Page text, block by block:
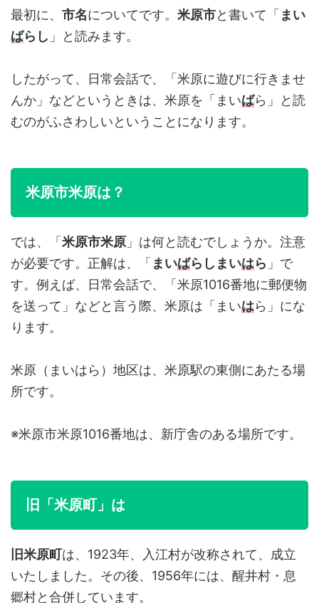
最初に、 市名についてです。 米原市と書いて「 まい
ばらし 」と読みます。
したがって、日常会話で、「米原に遊びに行きませ
んか」などというときは、米原を「まいばら」と読
むのがふさわしいということになります。
米原市米原は？
では、「 米原市米原 」は何と読むでしょうか。注意
が必要です。正解は、「 まいばらしまいはら 」で
す。例えば、日常会話で、「米原1016番地に郵便物
を送って」などと言う際、米原は「まいはら」にな
ります。
米原（まいはら）地区は、米原駅の東側にあたる場
所です。
※米原市米原1016番地は、新庁舎のある場所です。
旧「米原町」は
旧米原町は、1923年、入江村が改称されて、成立
いたしました。その後、1956年には、醒井村・息
郷村と合併しています。